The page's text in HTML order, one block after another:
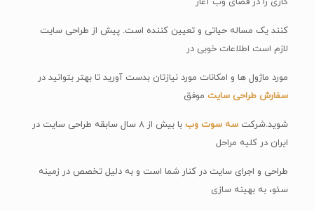
کنند یک مساله حیاتی و تعیین کننده است. پیش از طراحی سایت
لازم است اطلاعات خوبی در
مورد ماژول ها و امکانات مورد نیازتان بدست آورید تا بهتر بتوانید در
سفارش طراحی سایت موفق
شوید.شرکت سه سوت وب
با بیش از ۸ سال سابقه طراحی سایت در
ایران در کلیه مراحل
طراحی و اجرای سایت در کنار شما است و به دلیل تخصص در زمینه
سئو، به بهینه سازی